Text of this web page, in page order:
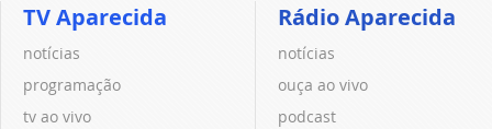
TV Aparecida
notícias
programação
tv ao vivo
Rádio Aparecida
notícias
ouça ao vivo
podcast